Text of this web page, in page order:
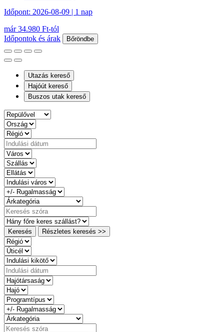
Időpont: 2026-08-09 | 1 nap
már 34.980 Ft-tól
Időpontok és árak
Bőröndbe
Utazás kereső
Hajóút kereső
Buszos utak kereső
Keresés Részletes keresés >>